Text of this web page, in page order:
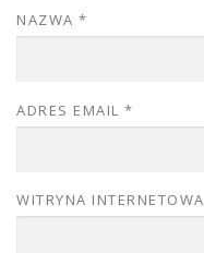
NAZWA *
ADRES EMAIL *
WITRYNA INTERNETOWA